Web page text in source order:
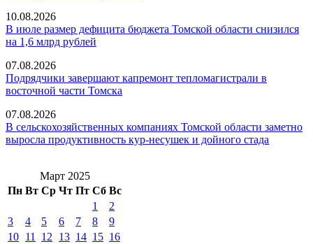
10.08.2026
В июле размер дефицита бюджета Томской области снизился
на 1,6 млрд рублей
07.08.2026
Подрядчики завершают капремонт тепломагистрали в
восточной части Томска
07.08.2026
В сельскохозяйственных компаниях Томской области заметно
выросла продуктивность кур-несушек и дойного стада
Март 2025
Пн Вт Ср Чт Пт Сб Вс
1
2
3
4 5 6 7 8
9
10 11 12 13 14 15 16